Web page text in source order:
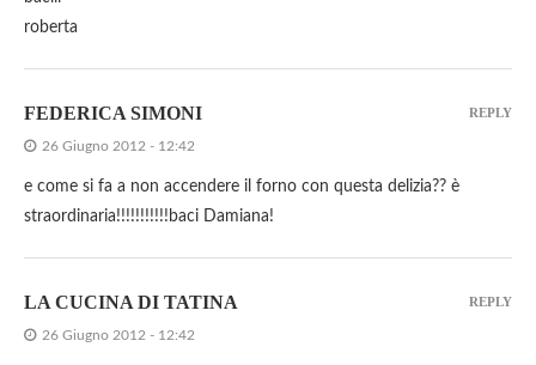
roberta
FEDERICA SIMONI
26 Giugno 2012 - 12:42
e come si fa a non accendere il forno con questa delizia?? è
straordinaria!!!!!!!!!!!baci Damiana!
REPLY
LA CUCINA DI TATINA
26 Giugno 2012 - 12:42
REPLY